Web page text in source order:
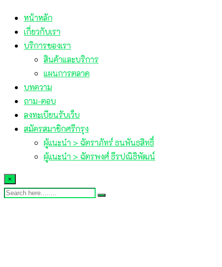
หน้าหลัก
เกี่ยวกับเรา
บริการของเรา
สินค้าและบริการ
แผนการตลาด
บทความ
ถาม-ตอบ
ลงทะเบียนรับเว็บ
สมัครสมาชิกศรีกรุง
ผู้แนะนำ > ฉัตราภัทร์ ธนพันธสิทธิ์
ผู้แนะนำ > ฉัตรพงศ์ ธีรปณิธิพัฒน์
×